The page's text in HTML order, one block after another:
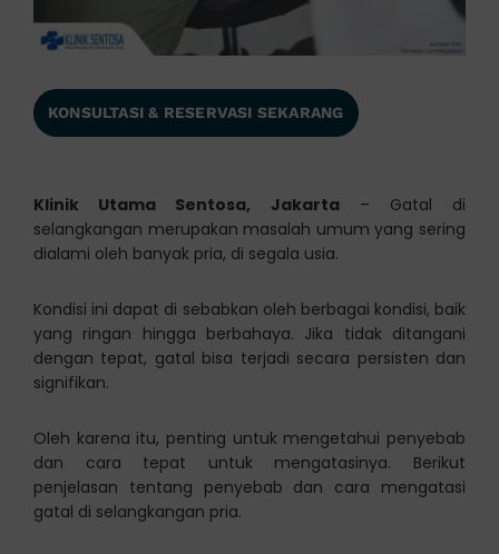
KONSULTASI & RESERVASI SEKARANG
Klinik Utama Sentosa, Jakarta– Gatal di
selangkangan merupakan masalah umum yang sering
dialami oleh banyak pria, di segala usia.
Kondisi ini dapat di sebabkan oleh berbagai kondisi, baik
yang ringan hingga berbahaya. Jika tidak ditangani
dengan tepat, gatal bisa terjadi secara persisten dan
signifikan.
Oleh karena itu, penting untuk mengetahui penyebab
dan cara tepat untuk mengatasinya. Berikut
penjelasan tentang penyebab dan cara mengatasi
gatal di selangkangan pria.